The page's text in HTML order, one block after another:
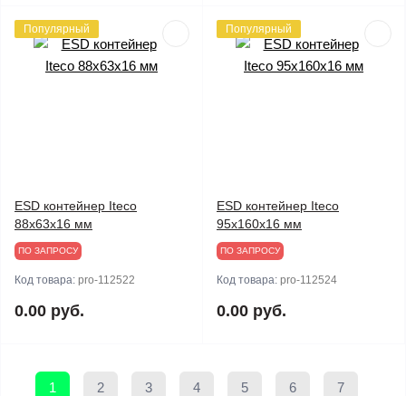
Популярный
ESD контейнер Iteco
88x63x16 мм
ПО ЗАПРОСУ
Код товара: pro-112522
0.00 руб.
Популярный
ESD контейнер Iteco
95х160х16 мм
ПО ЗАПРОСУ
Код товара: pro-112524
0.00 руб.
1 2 3 4 5 6 7